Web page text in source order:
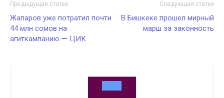
Предыдущая статья
Жапаров уже потратил почти
44 млн сомов на
агиткампанию — ЦИК
Следующая статья
В Бишкеке прошел мирный
марш за законность